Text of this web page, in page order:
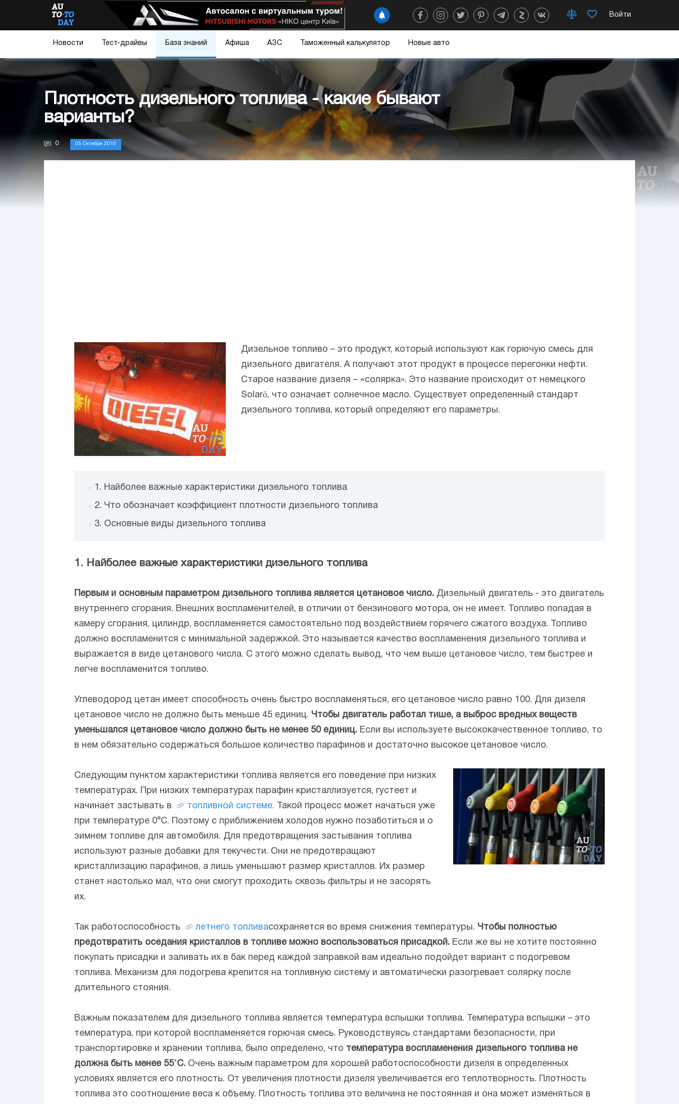
Войти
Новости Тест-драйвы База знаний Афиша АЗС Таможенный калькулятор Новые авто
Плотность дизельного топлива - какие бывают
варианты?
0 05 Октября 2015
Дизельное топливо – это продукт, который используют как горючую смесь для
дизельного двигателя. А получают этот продукт в процессе перегонки нефти.
Старое название дизеля – «солярка». Это название происходит от немецкого
Solarö, что означает солнечное масло. Существует определенный стандарт
дизельного топлива, который определяют его параметры.
1. Найболее важные характеристики дизельного топлива
2. Что обозначает коэффициент плотности дизельного топлива
3. Основные виды дизельного топлива
1. Найболее важные характеристики дизельного топлива
Первым и основным параметром дизельного топлива является цетановое число. Дизельный двигатель - это двигатель
внутреннего сгорания. Внешних воспламенителей, в отличии от бензинового мотора, он не имеет. Топливо попадая в
камеру сгорания, цилиндр, воспламеняется самостоятельно под воздействием горячего сжатого воздуха. Топливо
должно воспламенится с минимальной задержкой. Это называется качество воспламенения дизельного топлива и
выражается в виде цетанового числа. С этого можно сделать вывод, что чем выше цетановое число, тем быстрее и
легче воспламенится топливо.
Углеводород цетан имеет способность очень быстро воспламеняться, его цетановое число равно 100. Для дизеля
цетановое число не должно быть меньше 45 единиц. Чтобы двигатель работал тише, а выброс вредных веществ
уменьшался цетановое число должно быть не менее 50 единиц. Если вы используете высококачественное топливо, то
в нем обязательно содержаться большое количество парафинов и достаточно высокое цетановое число.
Следующим пунктом характеристики топлива является его поведение при низких
температурах. При низких температурах парафин кристаллизуется, густеет и
начинает застывать в
топливной системе. Такой процесс может начаться уже
при температуре 0°С. Поэтому с приближением холодов нужно позаботиться и о
зимнем топливе для автомобиля. Для предотвращения застывания топлива
используют разные добавки для текучести. Они не предотвращают
кристаллизацию парафинов, а лишь уменьшают размер кристаллов. Их размер
станет настолько мал, что они смогут проходить сквозь фильтры и не засорять
их.
Так работоспособность летнего топливасохраняется во время снижения температуры. Чтобы полностью
предотвратить оседания кристаллов в топливе можно воспользоваться присадкой. Если же вы не хотите постоянно
покупать присадки и заливать их в бак перед каждой заправкой вам идеально подойдет вариант с подогревом
топлива. Механизм для подогрева крепится на топливную систему и автоматически разогревает солярку после
длительного стояния.
Важным показателем для дизельного топлива является температура вспышки топлива. Температура вспышки – это
температура, при которой воспламеняется горючая смесь. Руководствуясь стандартами безопасности, при
транспортировке и хранении топлива, было определено, что температура воспламенения дизельного топлива не
должна быть менее 55˚С. Очень важным параметром для хорошей работоспособности дизеля в определенных
условиях является его плотность. От увеличения плотности дизеля увеличивается его теплотворность. Плотность
топлива это соотношение веса к объему. Плотность топлива это величина не постоянная и она может изменяться в